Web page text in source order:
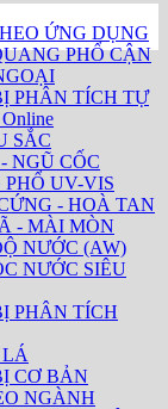
ỨNG DỤNG
PHỔ CẬN
PHÂN TÍCH TỰ
SẮC
NGŨ CỐC
UV-VIS
- HOÀ TAN
- MÀI MÒN
NƯỚC (AW)
NƯỚC SIÊU
PHÂN TÍCH
CƠ BẢN
NGÀNH